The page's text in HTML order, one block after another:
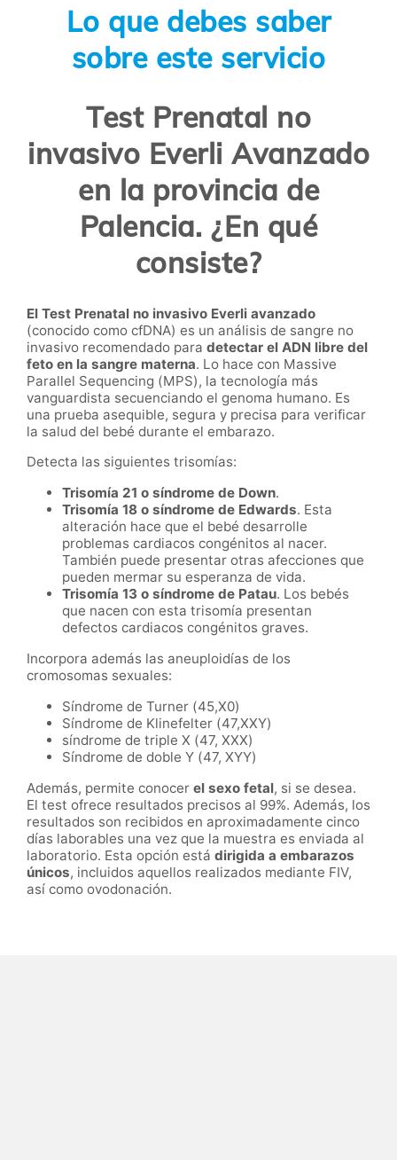
Lo que debes saber
sobre este servicio
Test Prenatal no
invasivo Everli Avanzado
en la provincia de
Palencia. ¿En qué
consiste?
El Test Prenatal no invasivo Everli avanzado
(conocido como cfDNA) es un análisis de sangre no
invasivo recomendado para detectar el ADN libre del
feto en la sangre materna. Lo hace con Massive
Parallel Sequencing (MPS), la tecnología más
vanguardista secuenciando el genoma humano. Es
una prueba asequible, segura y precisa para verificar
la salud del bebé durante el embarazo.
Detecta las siguientes trisomías:
Trisomía 21 o síndrome de Down.
Trisomía 18 o síndrome de Edwards. Esta
alteración hace que el bebé desarrolle
problemas cardiacos congénitos al nacer.
También puede presentar otras afecciones que
pueden mermar su esperanza de vida.
Trisomía 13 o síndrome de Patau. Los bebés
que nacen con esta trisomía presentan
defectos cardiacos congénitos graves.
Incorpora además las aneuploidías de los
cromosomas sexuales:
Síndrome de Turner (45,X0)
Síndrome de Klinefelter (47,XXY)
síndrome de triple X (47, XXX)
Síndrome de doble Y (47, XYY)
Además, permite conocer el sexo fetal, si se desea.
El test ofrece resultados precisos al 99%. Además, los
resultados son recibidos en aproximadamente cinco
días laborables una vez que la muestra es enviada al
laboratorio. Esta opción está dirigida a embarazos
únicos, incluidos aquellos realizados mediante FIV,
así como ovodonación.